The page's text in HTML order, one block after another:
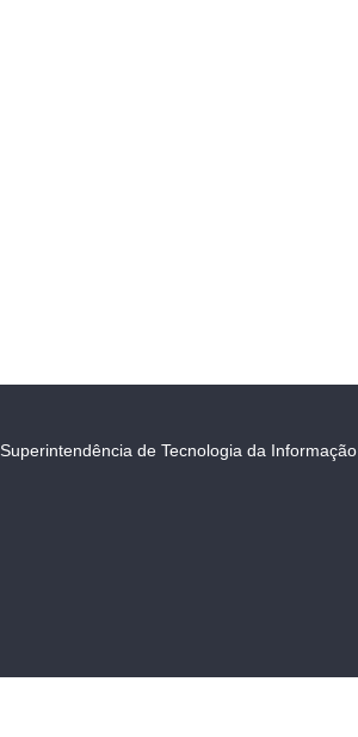
Superintendência de Tecnologia da Informação